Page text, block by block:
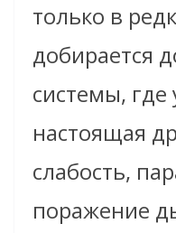
только в
добирается
системы, где
настоящая
слабость,
поражение